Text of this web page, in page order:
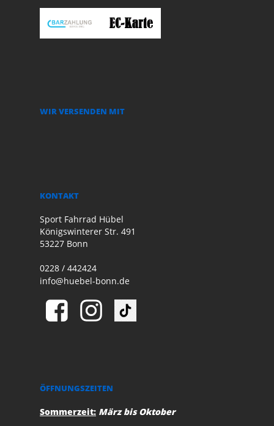
WIR VERSENDEN MIT
KONTAKT
Sport Fahrrad Hübel
Königswinterer Str. 491
53227 Bonn
0228 / 442424
info@huebel-bonn.de
ÖFFNUNGSZEITEN
Sommerzeit: März bis Oktober